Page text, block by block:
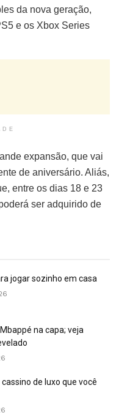
da nova geração,
e os Xbox Series
expansão, que vai
de aniversário. Aliás,
entre os dias 18 e 23
ser adquirido de
jogar sozinho em casa
na capa; veja
de luxo que você